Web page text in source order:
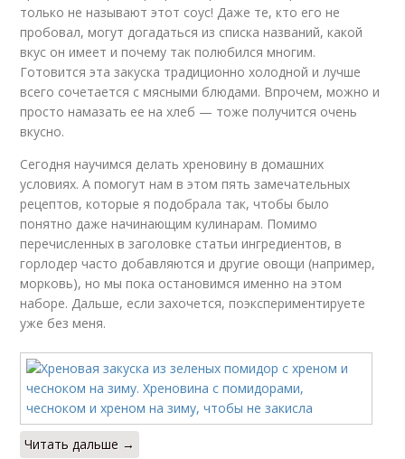
только не называют этот соус! Даже те, кто его не
пробовал, могут догадаться из списка названий, какой
вкус он имеет и почему так полюбился многим.
Готовится эта закуска традиционно холодной и лучше
всего сочетается с мясными блюдами. Впрочем, можно и
просто намазать ее на хлеб — тоже получится очень
вкусно.
Сегодня научимся делать хреновину в домашних
условиях. А помогут нам в этом пять замечательных
рецептов, которые я подобрала так, чтобы было
понятно даже начинающим кулинарам. Помимо
перечисленных в заголовке статьи ингредиентов, в
горлодер часто добавляются и другие овощи (например,
морковь), но мы пока остановимся именно на этом
наборе. Дальше, если захочется, поэкспериментируете
уже без меня.
Читать дальше →